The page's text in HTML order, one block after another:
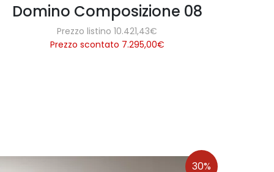
Domino Composizione 08
Prezzo listino 10.421,43€
Prezzo scontato 7.295,00€
30%